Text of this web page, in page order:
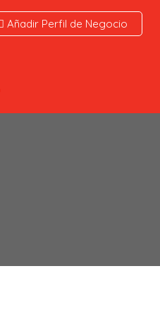
Añadir Perfil de Negocio